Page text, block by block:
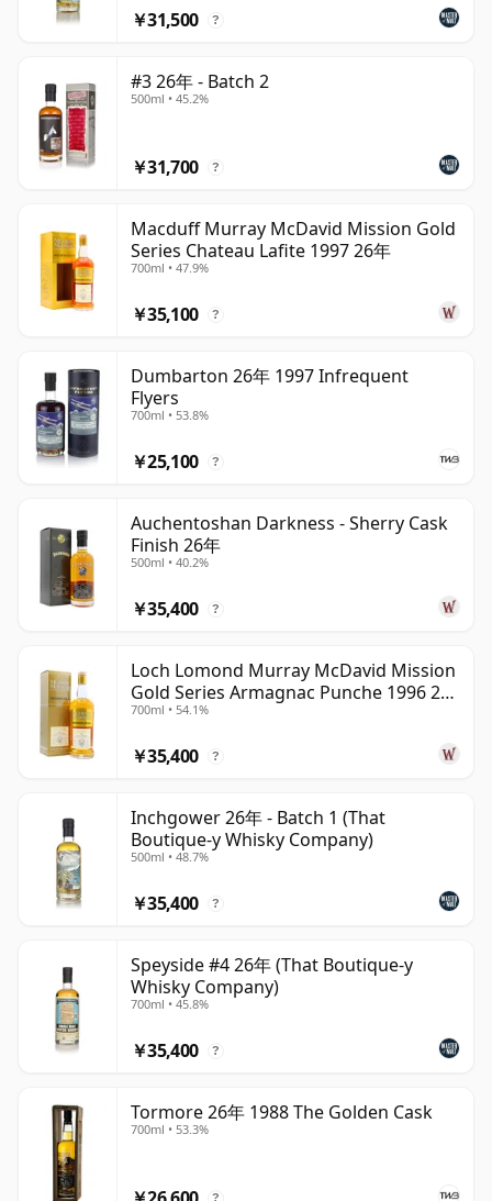
￥31,500 ?
#3 26年 - Batch 2
500ml • 45.2%
￥31,700 ?
Macduff Murray McDavid Mission Gold
Series Chateau Lafite 1997 26年
700ml • 47.9%
￥35,100 ?
Dumbarton 26年 1997 Infrequent
Flyers
700ml • 53.8%
￥25,100 ?
Auchentoshan Darkness - Sherry Cask
Finish 26年
500ml • 40.2%
￥35,400 ?
Loch Lomond Murray McDavid Mission
Gold Series Armagnac Punche 1996 26
年
700ml • 54.1%
￥35,400 ?
Inchgower 26年 - Batch 1 (That
Boutique-y Whisky Company)
500ml • 48.7%
￥35,400 ?
Speyside #4 26年 (That Boutique-y
Whisky Company)
700ml • 45.8%
￥35,400 ?
Tormore 26年 1988 The Golden Cask
700ml • 53.3%
?